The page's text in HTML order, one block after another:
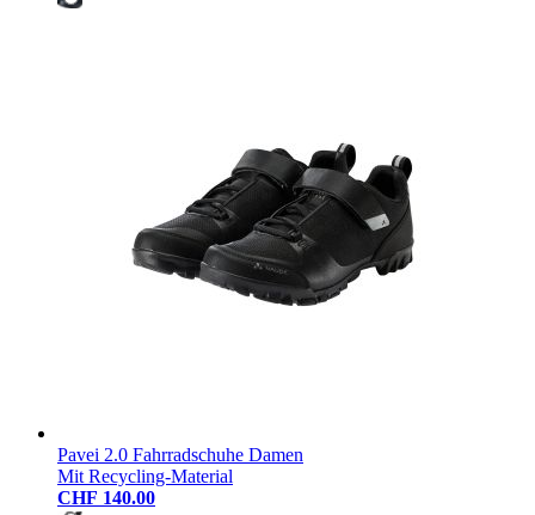
Pavei 2.0 Fahrradschuhe Damen
Mit Recycling-Material
CHF 140.00